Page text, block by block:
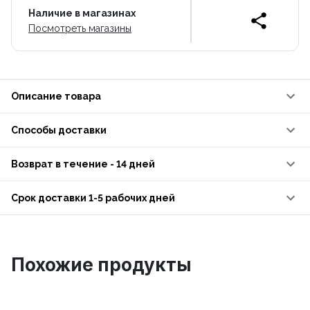
Наличие в магазинах
Посмотреть магазины
Описание товара
Способы доставки
Возврат в течение - 14 дней
Срок доставки 1-5 рабочих дней
Похожие продукты